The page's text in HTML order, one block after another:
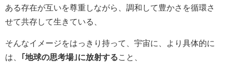
ある存在が互いを尊重しながら、調和して豊かさを循環さ
せて共存して生きている、
そんなイメージをはっきり持って、宇宙に、より具体的に
は、
｢地球の思考場｣に放射すること、